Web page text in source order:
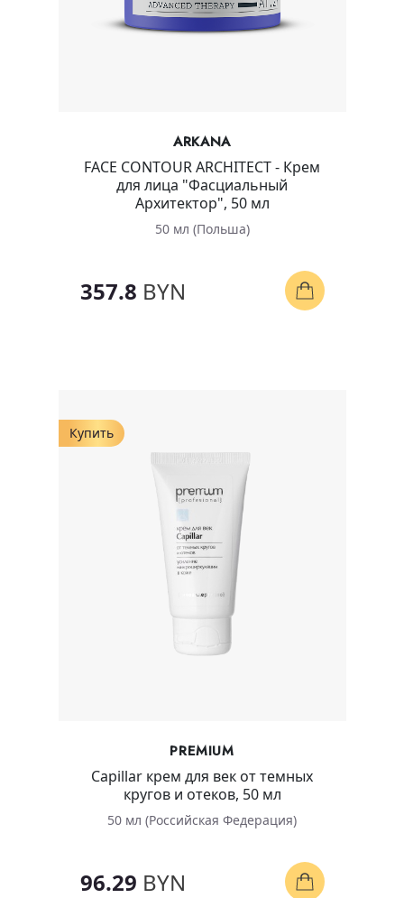
ARKANA
FACE CONTOUR ARCHITECT - Крем
для лица "Фасциальный
Архитектор", 50 мл
50 мл (Польша)
357.8 BYN
Купить
PREMIUM
Capillar крем для век от темных
кругов и отеков, 50 мл
50 мл (Российская Федерация)
96.29 BYN